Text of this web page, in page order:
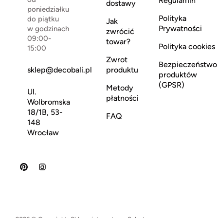
poniedziałku
do piątku
w godzinach
09:00-
15:00
sklep@decobali.pl
Ul.
Wolbromska
18/1B, 53-
148
Wrocław
dostawy
Jak
zwrócić
towar?
Zwrot
produktu
Metody
płatności
FAQ
Polityka
Prywatności
Polityka cookies
Bezpieczeństwo
produktów
(GPSR)